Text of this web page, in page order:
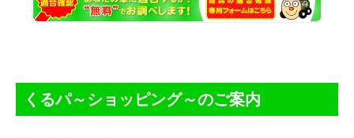
くるパ～ショッピング～のご案内